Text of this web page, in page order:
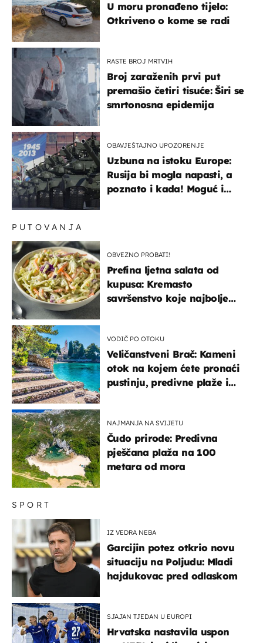
U moru pronađeno tijelo:
Otkriveno o kome se radi
RASTE BROJ MRTVIH
Broj zaraženih prvi put
premašio četiri tisuće: Širi se
smrtonosna epidemija
OBAVJEŠTAJNO UPOZORENJE
Uzbuna na istoku Europe:
Rusija bi mogla napasti, a
poznato i kada! Moguć i
SPORT
IZ VEDRA NEBA
Garcijin potez otkrio novu
situaciju na Poljudu: Mladi
hajdukovac pred odlaskom
SJAJAN TJEDAN U EUROPI
Hrvatska nastavila uspon
PUTOVANJA
OBVEZNO PROBATI!
Prefina ljetna salata od
kupusa: Kremasto
savršenstvo koje najbolje
VODIČ PO OTOKU
Veličanstveni Brač: Kameni
otok na kojem ćete pronaći
pustinju, predivne plaže i
NAJMANJA NA SVIJETU
Čudo prirode: Predivna
pješčana plaža na 100
metara od mora